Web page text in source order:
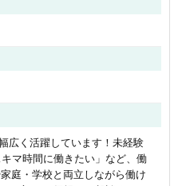
広く活躍しています！未経験
マ時間に働きたい」など、働
庭・学校と両立しながら働け